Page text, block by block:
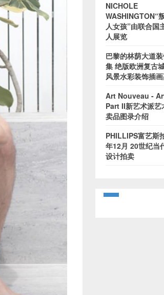
NICHOLE
WASHINGTON“
人女孩”由联合国
人展览
巴黎的林荫大道
集 绝版欧洲复古
风景水彩装饰插
Art Nouveau -
Part II新艺术派艺
卖品图录介绍
PHILLIPS富艺斯
年12月 20世纪当
设计拍卖